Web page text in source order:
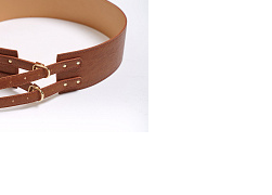
В наличии